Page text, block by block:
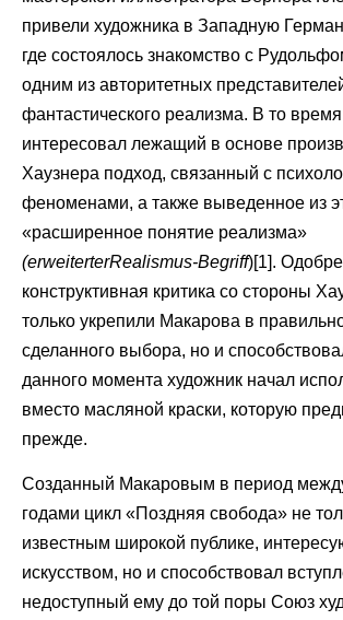
привели художника в Западную
где состоялось знакомство с
одним из авторитетных
фантастического реализма. В то
интересовал лежащий в основе
Хаузнера подход, связанный с
феноменами, а также выведенное из
«расширенное понятие реализма»
(erweiterterRealismus-Begriff)[1].
конструктивная критика со стороны
только укрепили Макарова в
сделанного выбора, но и
данного момента художник начал
вместо масляной краски, которую
прежде.
Созданный Макаровым в период
годами цикл «Поздняя свобода» не
известным широкой публике,
искусством, но и способствовал
недоступный ему до той поры Союз